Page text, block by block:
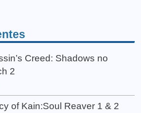
Creed: Shadows no
2
of Kain:Soul Reaver 1 & 2